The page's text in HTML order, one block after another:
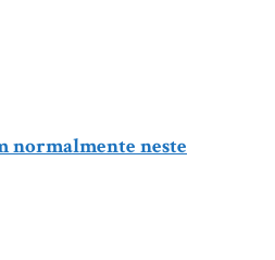
normalmente neste